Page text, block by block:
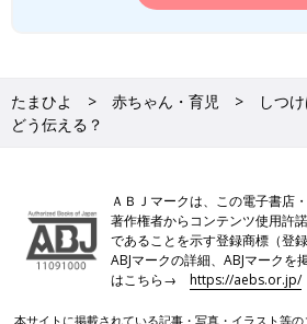
たまひよ 赤ちゃん・育児
しつ
どう伝える？
ＡＢＪマークは、この電子書店
著作権者からコンテンツ使用許
であることを示す登録商標（登
ABJマークの詳細、ABJマーク
はこちら→https://aebs.or.jp/
本サイトに掲載されている記事・写真・イラスト等